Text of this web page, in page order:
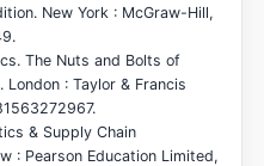
New York : McGraw-Hill,
The Nuts and Bolts of
: Taylor & Francis
& Supply Chain
: Pearson Education Limited,